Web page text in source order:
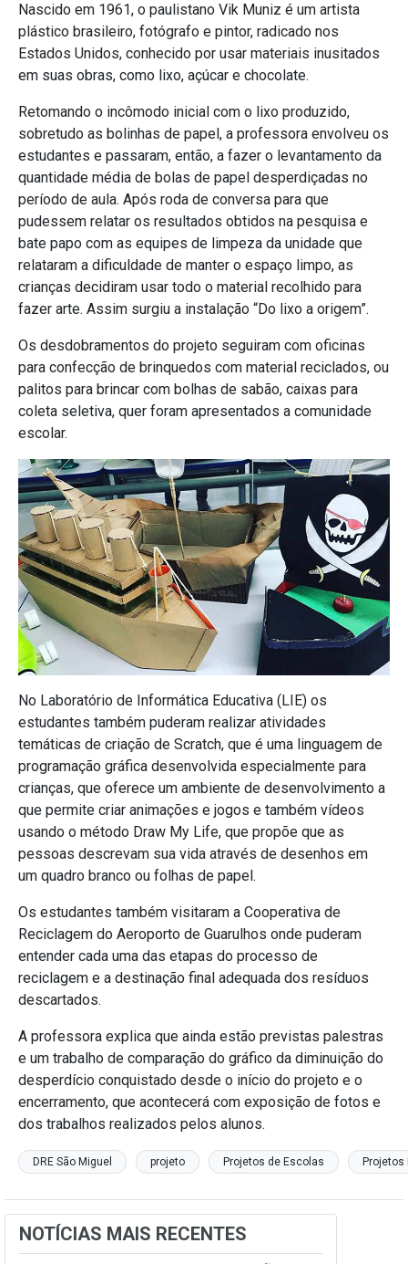
Nascido em 1961, o paulistano Vik Muniz é um artista
plástico brasileiro, fotógrafo e pintor, radicado nos
Estados Unidos, conhecido por usar materiais inusitados
em suas obras, como lixo, açúcar e chocolate.
Retomando o incômodo inicial com o lixo produzido,
sobretudo as bolinhas de papel, a professora envolveu os
estudantes e passaram, então, a fazer o levantamento da
quantidade média de bolas de papel desperdiçadas no
período de aula. Após roda de conversa para que
pudessem relatar os resultados obtidos na pesquisa e
bate papo com as equipes de limpeza da unidade que
relataram a dificuldade de manter o espaço limpo, as
crianças decidiram usar todo o material recolhido para
fazer arte. Assim surgiu a instalação “Do lixo a origem”.
Os desdobramentos do projeto seguiram com oficinas
para confecção de brinquedos com material reciclados, ou
palitos para brincar com bolhas de sabão, caixas para
coleta seletiva, quer foram apresentados a comunidade
escolar.
No Laboratório de Informática Educativa (LIE) os
estudantes também puderam realizar atividades
temáticas de criação de Scratch, que é uma linguagem de
programação gráfica desenvolvida especialmente para
crianças, que oferece um ambiente de desenvolvimento a
que permite criar animações e jogos e também vídeos
usando o método Draw My Life, que propõe que as
pessoas descrevam sua vida através de desenhos em
um quadro branco ou folhas de papel.
Os estudantes também visitaram a Cooperativa de
Reciclagem do Aeroporto de Guarulhos onde puderam
entender cada uma das etapas do processo de
reciclagem e a destinação final adequada dos resíduos
descartados.
A professora explica que ainda estão previstas palestras
e um trabalho de comparação do gráfico da diminuição do
desperdício conquistado desde o início do projeto e o
encerramento, que acontecerá com exposição de fotos e
dos trabalhos realizados pelos alunos.
DRE São Miguel projeto Projetos de Escolas
NOTÍCIAS MAIS RECENTES